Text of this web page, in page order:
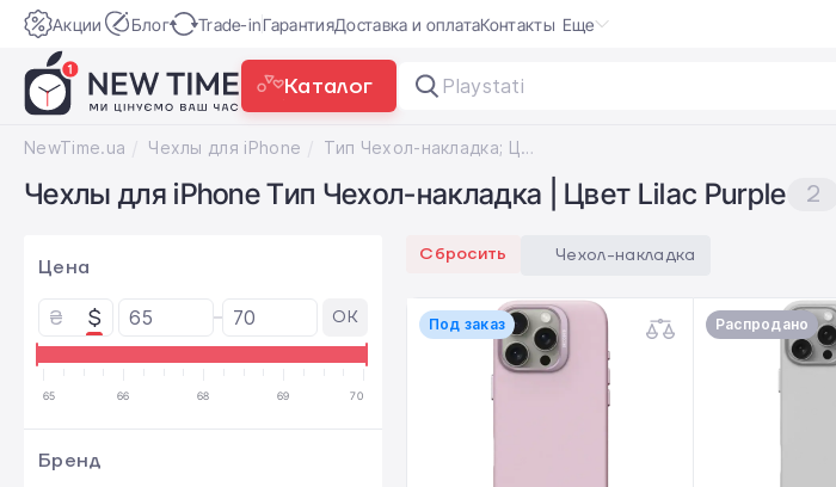
Акции Блог Trade-inГарантияДоставка и оплатаКонтакты Еще
Каталог Playstation 5 Pro
NewTime.ua Чехлы для iPhone Тип Чеxол-накладка; Цвет Lilac Purple
Чехлы для iPhone Тип Чеxол-накладка | Цвет Lilac Purple 2
Цена
₴ $ OK
65 66 68 69 70
Бренд
Сбросить Чеxол-накладка
Под заказ Распродано